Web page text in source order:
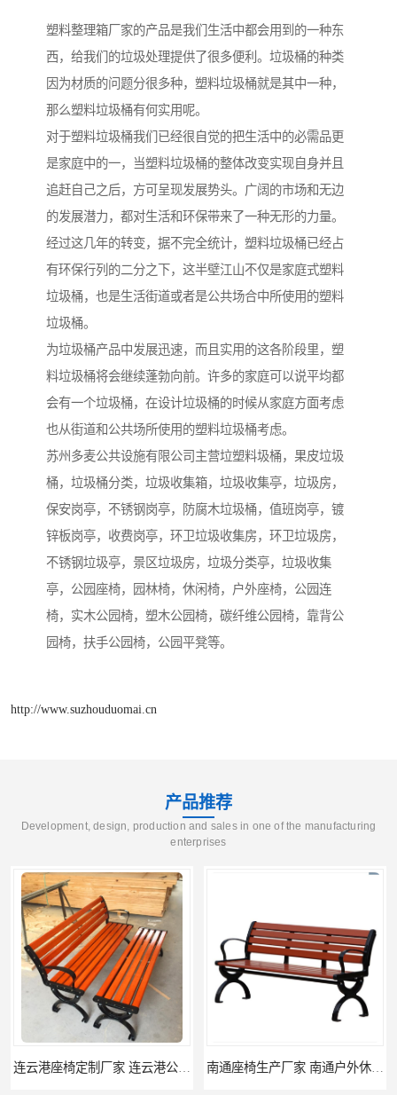
塑料整理箱厂家的产品是我们生活中都会用到的一种东
西，给我们的垃圾处理提供了很多便利。垃圾桶的种类
因为材质的问题分很多种，塑料垃圾桶就是其中一种，
那么塑料垃圾桶有何实用呢。
对于塑料垃圾桶我们已经很自觉的把生活中的必需品更
是家庭中的一，当塑料垃圾桶的整体改变实现自身并且
追赶自己之后，方可呈现发展势头。广阔的市场和无边
的发展潜力，都对生活和环保带来了一种无形的力量。
经过这几年的转变，据不完全统计，塑料垃圾桶已经占
有环保行列的二分之下，这半壁江山不仅是家庭式塑料
垃圾桶，也是生活街道或者是公共场合中所使用的塑料
垃圾桶。
为垃圾桶产品中发展迅速，而且实用的这各阶段里，塑
料垃圾桶将会继续蓬勃向前。许多的家庭可以说平均都
会有一个垃圾桶，在设计垃圾桶的时候从家庭方面考虑
也从街道和公共场所使用的塑料垃圾桶考虑。
苏州多麦公共设施有限公司主营垃塑料圾桶，果皮垃圾
桶，垃圾桶分类，垃圾收集箱，垃圾收集亭，垃圾房，
保安岗亭，不锈钢岗亭，防腐木垃圾桶，值班岗亭，镀
锌板岗亭，收费岗亭，环卫垃圾收集房，环卫垃圾房，
不锈钢垃圾亭，景区垃圾房，垃圾分类亭，垃圾收集
亭，公园座椅，园林椅，休闲椅，户外座椅，公园连
椅，实木公园椅，塑木公园椅，碳纤维公园椅，靠背公
园椅，扶手公园椅，公园平凳等。
http://www.suzhouduomai.cn
产品推荐
Development, design, production and sales in one of the manufacturing
enterprises